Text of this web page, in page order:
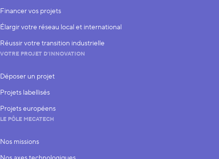
Financer vos projets
Élargir votre réseau local et international
Réussir votre transition industrielle
VOTRE PROJET D’INNOVATION
Déposer un projet
Projets labellisés
Projets européens
LE PÔLE MECATECH
Nos missions